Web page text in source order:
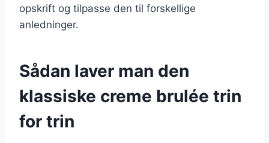
opskrift og tilpasse den til forskellige
anledninger.
Sådan laver man den
klassiske creme brulée trin
for trin